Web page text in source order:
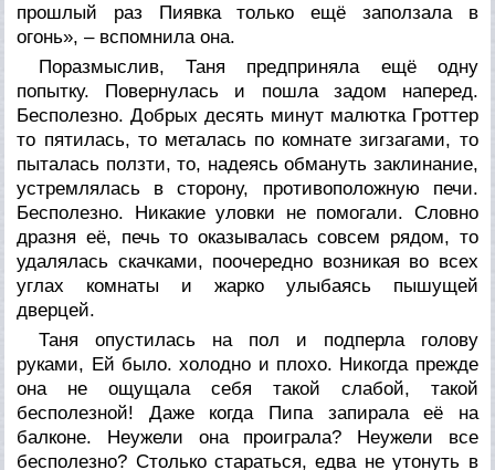
прошлый раз Пиявка только ещё заползала в
огонь», – вспомнила она.
Поразмыслив, Таня предприняла ещё одну
попытку. Повернулась и пошла задом наперед.
Бесполезно. Добрых десять минут малютка Гроттер
то пятилась, то металась по комнате зигзагами, то
пыталась ползти, то, надеясь обмануть заклинание,
устремлялась в сторону, противоположную печи.
Бесполезно. Никакие уловки не помогали. Словно
дразня её, печь то оказывалась совсем рядом, то
удалялась скачками, поочередно возникая во всех
углах комнаты и жарко улыбаясь пышущей
дверцей.
Таня опустилась на пол и подперла голову
руками, Ей было. холодно и плохо. Никогда прежде
она не ощущала себя такой слабой, такой
бесполезной! Даже когда Пипа запирала её на
балконе. Неужели она проиграла? Неужели все
бесполезно? Столько стараться, едва не утонуть в